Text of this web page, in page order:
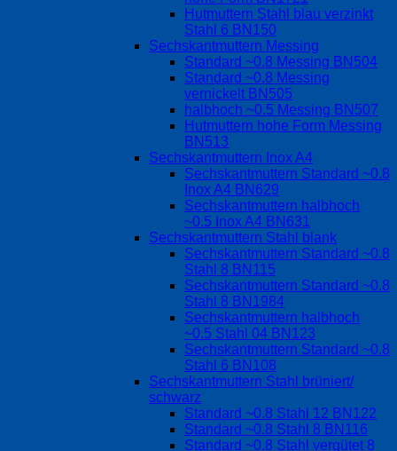
Hutmuttern Stahl blau verzinkt
Stahl 6 BN150
Sechskantmuttern Messing
Standard ~0.8 Messing BN504
Standard ~0.8 Messing
vernickelt BN505
halbhoch ~0.5 Messing BN507
Hutmuttern hohe Form Messing
BN513
Sechskantmuttern Inox A4
Sechskantmuttern Standard ~0.8
Inox A4 BN629
Sechskantmuttern halbhoch
~0.5 Inox A4 BN631
Sechskantmuttern Stahl blank
Sechskantmuttern Standard ~0.8
Stahl 8 BN115
Sechskantmuttern Standard ~0.8
Stahl 8 BN1984
Sechskantmuttern halbhoch
~0.5 Stahl 04 BN123
Sechskantmuttern Standard ~0.8
Stahl 6 BN108
Sechskantmuttern Stahl brüniert/
schwarz
Standard ~0.8 Stahl 12 BN122
Standard ~0.8 Stahl 8 BN116
Standard ~0.8 Stahl vergütet 8